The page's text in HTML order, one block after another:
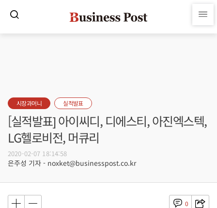
시장과머니 실적발표
[실적발표] 아이씨디, 디에스티, 아진엑스텍,
LG헬로비전, 머큐리
2020-02-07 18:14:58
은주성 기자 - noxket@businesspost.co.kr
0